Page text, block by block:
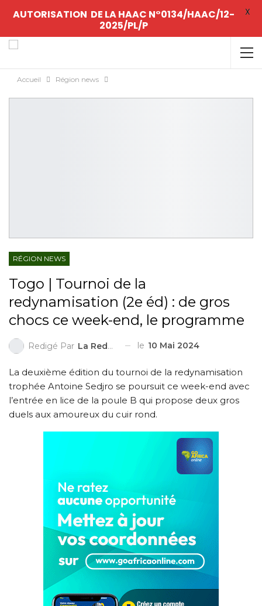
Accueil Région news
RÉGION NEWS
Togo | Tournoi de la
redynamisation (2e éd) : de gros
chocs ce week-end, le programme
Redigé Par La Redaction le 10 Mai 2024
La deuxième édition du tournoi de la redynamisation
trophée Antoine Sedjro se poursuit ce week-end avec
l’entrée en lice de la poule B qui propose deux gros
duels aux amoureux du cuir rond.
AUTORISATION DE LA HAAC N°0134/HAAC/12-
2025/PL/P
X